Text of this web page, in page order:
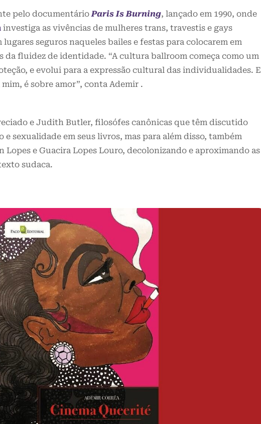
pelo documentárioParis Is Burning, lançado em 1990, onde
investiga as vivências de mulheres trans, travestis e gays
seguros naqueles bailes e festas para colocarem em
da fluidez de identidade. “A cultura ballroom começa como um
e evolui para a expressão cultural das individualidades. E
é sobre amor”, conta Ademir .
e Judith Butler, filosófes canônicas que têm discutido
e sexualidade em seus livros, mas para além disso, também
Lopes e Guacira Lopes Louro, decolonizando e aproximando as
sudaca.